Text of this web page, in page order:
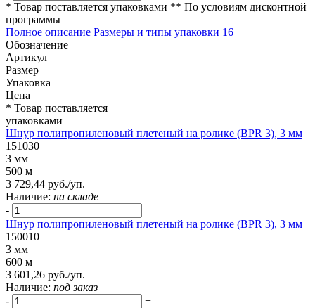
* Товар поставляется упаковками ** По условиям дисконтной
программы
Полное описание Размеры и типы упаковки 16
Обозначение
Артикул
Размер
Упаковка
Цена
* Товар поставляется
упаковками
Шнур полипропиленовый плетеный на ролике (BPR 3), 3 мм
151030
3 мм
500 м
3 729,44 руб./уп.
Наличие: на складе
-
+
Шнур полипропиленовый плетеный на ролике (BPR 3), 3 мм
150010
3 мм
600 м
3 601,26 руб./уп.
Наличие: под заказ
-
+